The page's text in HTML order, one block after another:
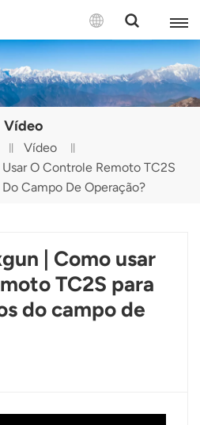
Vídeo
Vídeo
O Controle Remoto TC2S
Campo De Operação?
| Como usar
TC2S para
do campo de